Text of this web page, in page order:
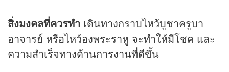
สิ่งมงคลที่ควรทำ เดินทางกราบไหว้บูชาครูบา
อาจารย์ หรือไหว้องพระราหู จะทำให้มีโชค และ
ความสำเร็จทางด้านการงานที่ดีขึ้น